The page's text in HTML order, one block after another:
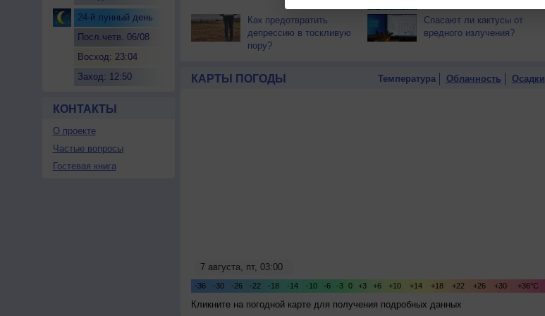
24-й лунный день
Посл.четв. 06/08
Восход: 23:04
Заход: 12:50
КОНТАКТЫ
О проекте
Частые вопросы
Гостевая книга
Как предотвратить
депрессию в тоскливую
пору?
Спасают ли кактусы от
вредного излучения?
КАРТЫ ПОГОДЫ Температура Облачность Осадки
Кликните на погодной карте для получения подробных данных